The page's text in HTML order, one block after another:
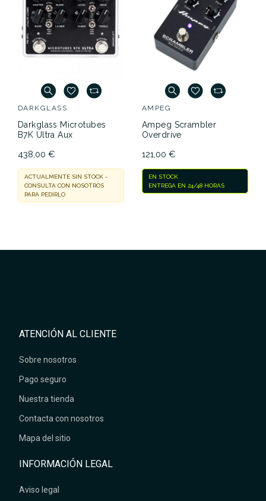
DARKGLASS
Darkglass Microtubes
B7K Ultra Aux
438,00 €
ACTUALMENTE SIN STOCK -
CONSULTA CON NOSOTROS
PARA PEDIRLO
AMPEG
Ampeg Scrambler
Overdrive
121,00 €
EN STOCK
ENTREGA EN 24/48 HORAS
ATENCIÓN AL CLIENTE
Sobre nosotros
Pago seguro
Nuestra tienda
Contacta con nosotros
Mapa del sitio
INFORMACIÓN LEGAL
Aviso legal